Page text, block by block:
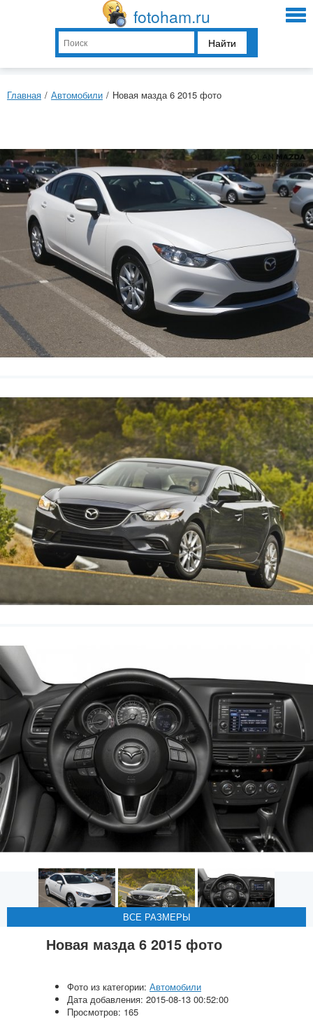
fotoham.ru
Найти
Главная / Автомобили / Новая мазда 6 2015 фото
ВСЕ РАЗМЕРЫ
ВСЕ РАЗМЕРЫ
ВСЕ РАЗМЕРЫ
Новая мазда 6 2015 фото
Фото из категории: Автомобили
Дата добавления: 2015-08-13 00:52:00
Просмотров: 165